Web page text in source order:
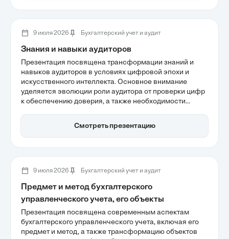
9 июля 2026 Бухгалтерский учет и аудит
Знания и навыки аудиторов
Презентация посвящена трансформации знаний и
навыков аудиторов в условиях цифровой эпохи и
искусственного интеллекта. Основное внимание
уделяется эволюции роли аудитора от проверки цифр
к обеспечению доверия, а также необходимости
грамотность и навыки работы с ИИ. Аудиторы 2026
года должны быть готовы к изменениям в профессии и
Смотреть презентацию
9 июля 2026 Бухгалтерский учет и аудит
Предмет и метод бухгалтерского
управленческого учета, его объекты
Презентация посвящена современным аспектам
бухгалтерского управленческого учета, включая его
предмет и метод, а также трансформацию объектов